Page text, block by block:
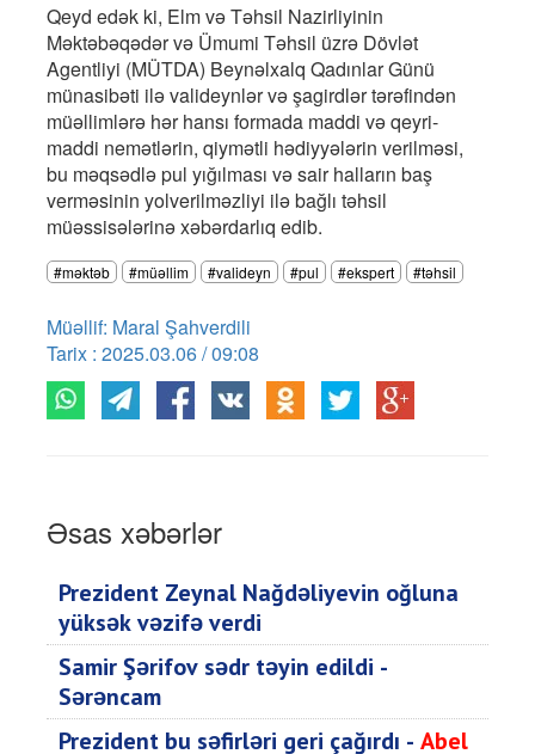
Qeyd edək ki, Elm və Təhsil Nazirliyinin
Məktəbəqədər və Ümumi Təhsil üzrə Dövlət
Agentliyi (MÜTDA) Beynəlxalq Qadınlar Günü
münasibəti ilə valideynlər və şagirdlər tərəfindən
müəllimlərə hər hansı formada maddi və qeyri-
maddi nemətlərin, qiymətli hədiyyələrin verilməsi,
bu məqsədlə pul yığılması və sair halların baş
verməsinin yolverilməzliyi ilə bağlı təhsil
müəssisələrinə xəbərdarlıq edib.
#məktəb #müəllim #valideyn #pul #ekspert #təhsil
Müəllif: Maral Şahverdili
Tarix : 2025.03.06 / 09:08
Əsas xəbərlər
Prezident Zeynal Nağdəliyevin oğluna
yüksək vəzifə verdi
Samir Şərifov sədr təyin edildi -
Sərəncam
Prezident bu səfirləri geri çağırdı - Abel